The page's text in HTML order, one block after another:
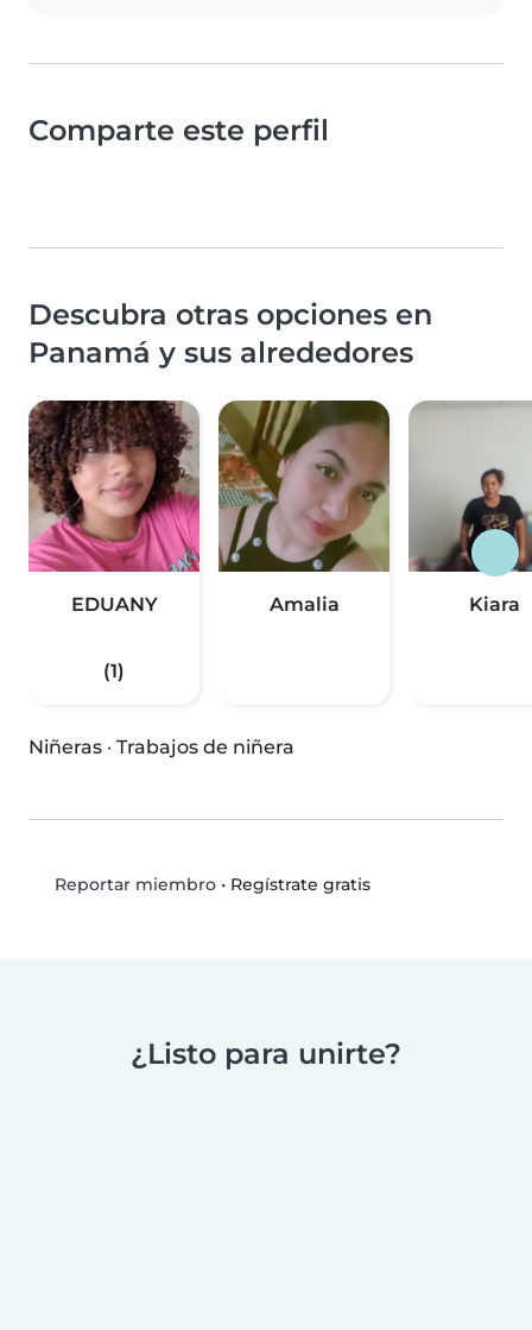
Comparte este perfil
Descubra otras opciones en
Panamá y sus alrededores
EDUANY
(1)
Amalia Kiara
Niñeras · Trabajos de niñera
Reportar miembro• Regístrate gratis
¿Listo para unirte?